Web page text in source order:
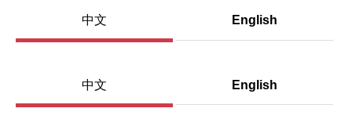
中文 English
中文 English